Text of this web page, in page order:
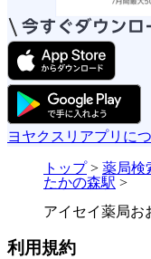
ヨヤクスリアプリに
トップ> 薬局検
たかの森駅 >
アイセイ薬局お
利用規約